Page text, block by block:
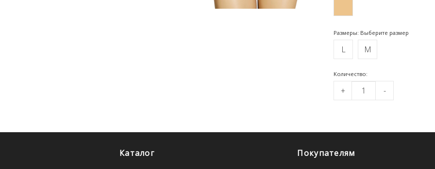
Размеры: Выберите размер
L M
Kоличество:
+ -
Каталог Покупателям